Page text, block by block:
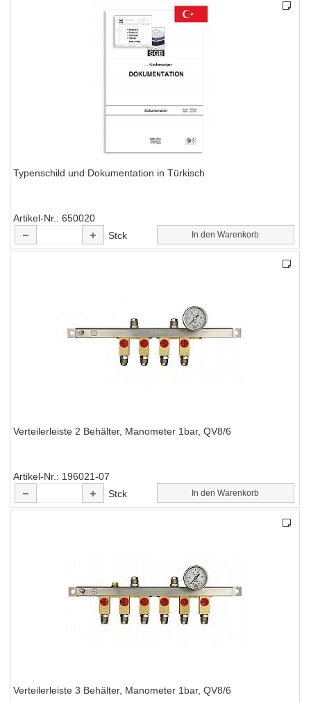
Typenschild und Dokumentation in Türkisch
Artikel-Nr.
650020
Stck
In den Warenkorb
Verteilerleiste 2 Behälter, Manometer 1bar, QV8/6
Artikel-Nr.
196021-07
Stck
In den Warenkorb
Verteilerleiste 3 Behälter, Manometer 1bar, QV8/6